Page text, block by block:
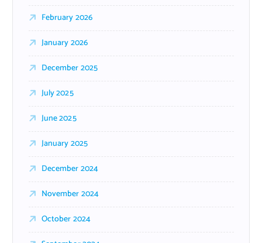
February 2026
January 2026
December 2025
July 2025
June 2025
January 2025
December 2024
November 2024
October 2024